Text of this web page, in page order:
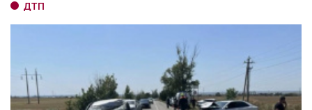
ДТП